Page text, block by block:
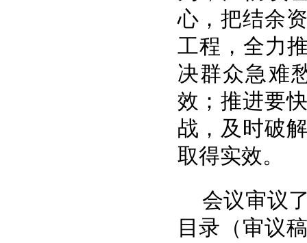
心，把结余
工程，全力
决群众急难
效；推进要
战，及时破
取得实效。
会议审议
目录（审议